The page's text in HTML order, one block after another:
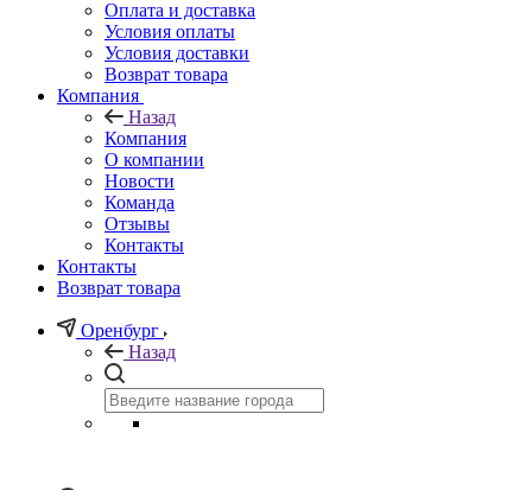
Оплата и доставка
Условия оплаты
Условия доставки
Возврат товара
Компания
Назад
Компания
О компании
Новости
Команда
Отзывы
Контакты
Контакты
Возврат товара
Оренбург
Назад